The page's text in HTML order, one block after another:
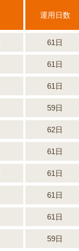
運用日数
61日
61日
61日
59日
62日
61日
61日
61日
61日
59日